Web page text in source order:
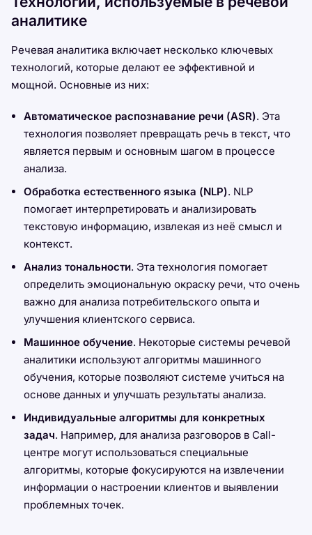
аналитике
Речевая аналитика включает несколько ключевых
технологий, которые делают ее эффективной и
мощной. Основные из них:
Автоматическое распознавание речи (ASR). Эта
технология позволяет превращать речь в текст, что
является первым и основным шагом в процессе
анализа.
Обработка естественного языка (NLP). NLP
помогает интерпретировать и анализировать
текстовую информацию, извлекая из неё смысл и
контекст.
Анализ тональности. Эта технология помогает
определить эмоциональную окраску речи, что очень
важно для анализа потребительского опыта и
улучшения клиентского сервиса.
Машинное обучение. Некоторые системы речевой
аналитики используют алгоритмы машинного
обучения, которые позволяют системе учиться на
основе данных и улучшать результаты анализа.
Индивидуальные алгоритмы для конкретных
задач. Например, для анализа разговоров в Call-
центре могут использоваться специальные
алгоритмы, которые фокусируются на извлечении
информации о настроении клиентов и выявлении
проблемных точек.